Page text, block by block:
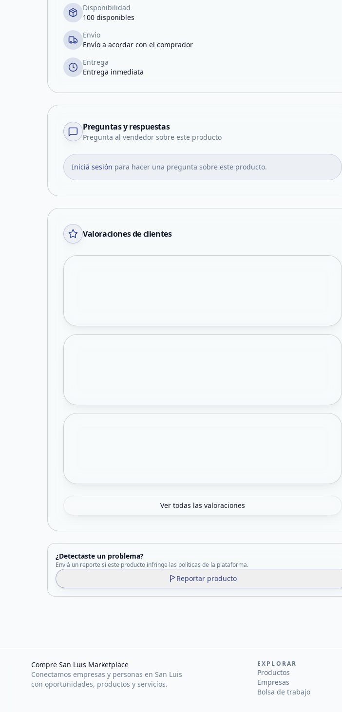
Disponibilidad
100 disponibles
Envío
Envío a acordar con el comprador
Entrega
Entrega inmediata
Preguntas y respuestas
Pregunta al vendedor sobre este producto
Iniciá sesión para hacer una pregunta sobre este producto.
Valoraciones de clientes
Ver todas las valoraciones
¿Detectaste un problema?
Enviá un reporte si este producto infringe las políticas de la plataforma.
Reportar producto
Compre San Luis Marketplace
Conectamos empresas y personas en San Luis
con oportunidades, productos y servicios.
EXPLORAR
Productos
Empresas
Bolsa de trabajo